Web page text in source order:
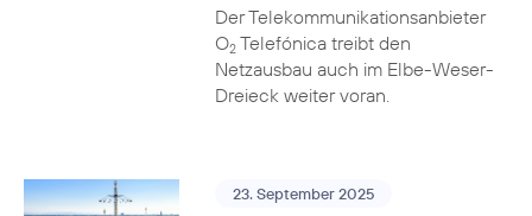
Der Telekommunikationsanbieter
O2Telefónica treibt den
Netzausbau auch im Elbe-Weser-
Dreieck weiter voran.
23. September 2025